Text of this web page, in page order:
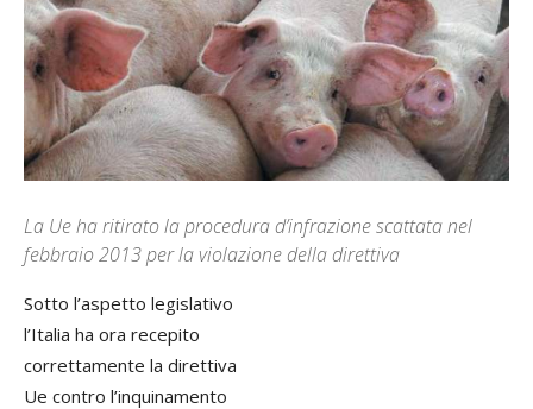
La Ue ha ritirato la procedura d’infrazione scattata nel
febbraio 2013 per la violazione della direttiva
Sotto l’aspetto legislativo
l’Italia ha ora recepito
correttamente la direttiva
Ue contro l’inquinamento